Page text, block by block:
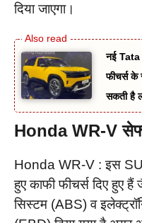
दिया जाएगा।
नई Tata
फीचर्स के
सकती है
Honda WR-V
Honda WR-V : इस
हुए काफी फीचर्स दिए हुए
सिस्टम (ABS) व